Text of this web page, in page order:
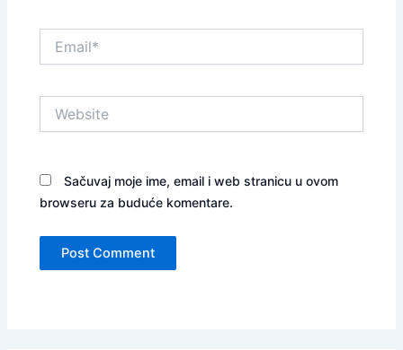
Sačuvaj moje ime, email i web stranicu u ovom
browseru za buduće komentare.